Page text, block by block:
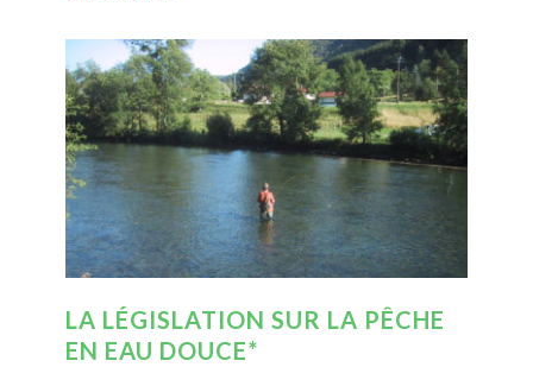
LA LÉGISLATION SUR LA PÊCHE
EN EAU DOUCE*